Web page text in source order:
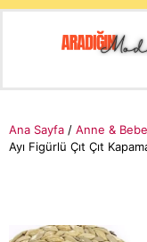
Ana Sayfa / Anne &
Ayı Figürlü Çıt Çıt